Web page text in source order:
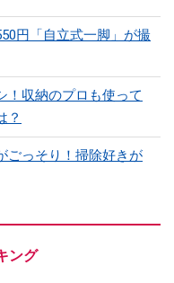
円「自立式一脚」が撮
！収納のプロも使って
？
ごっそり！掃除好きが